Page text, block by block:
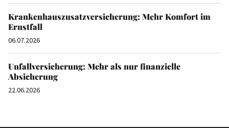
Krankenhauszusatzversicherung: Mehr Komfort im
Ernstfall
06.07.2026
Unfallversicherung: Mehr als nur finanzielle
Absicherung
22.06.2026